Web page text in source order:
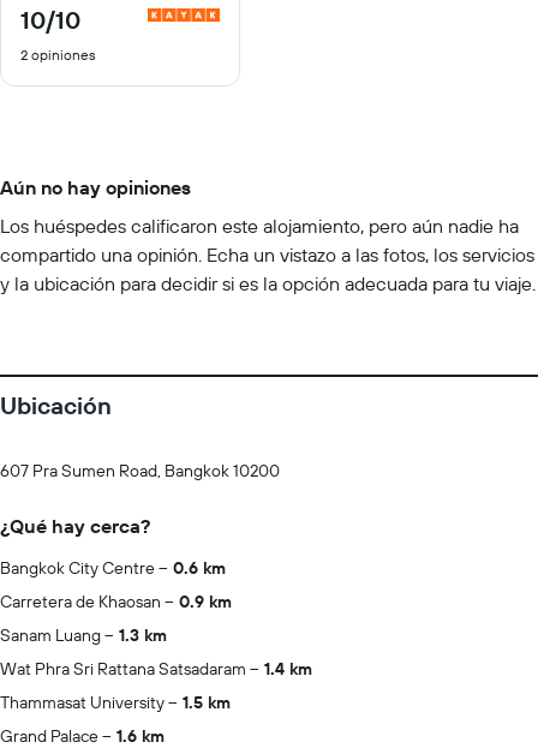
10/10
10
10
2 opiniones
Aún no hay opiniones
Los huéspedes calificaron este alojamiento, pero aún nadie ha
compartido una opinión. Echa un vistazo a las fotos, los servicios
y la ubicación para decidir si es la opción adecuada para tu viaje.
Ubicación
607 Pra Sumen Road, Bangkok 10200
¿Qué hay cerca?
Bangkok City Centre
0.6 km
Carretera de Khaosan
0.9 km
Sanam Luang
1.3 km
Wat Phra Sri Rattana Satsadaram
1.4 km
Thammasat University
1.5 km
Grand Palace
1.6 km